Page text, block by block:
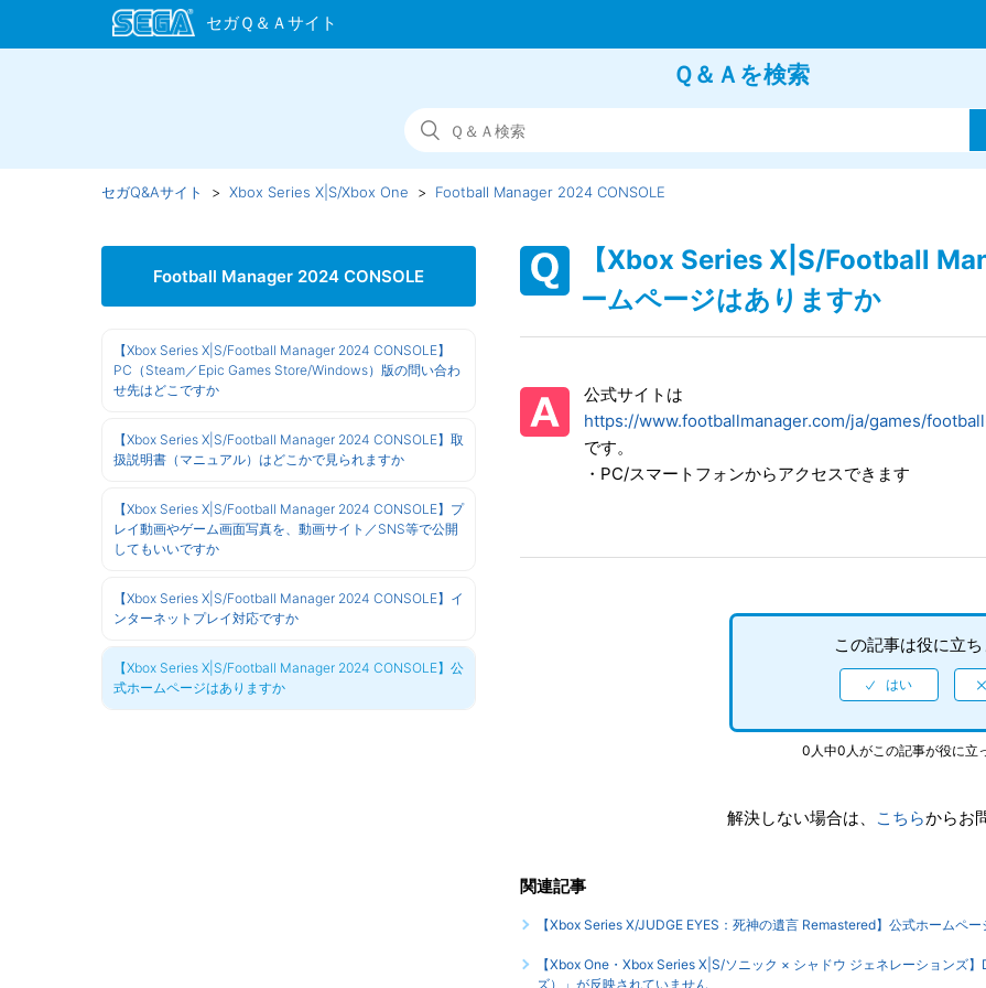
Ｑ＆Ａを検索
セガQ&Aサイト Xbox Series X|S/Xbox One Football Manager 2024 CONSOLE
Football Manager 2024 CONSOLE
【Xbox Series X|S/Football Manager 2024 CONSOLE】
PC（Steam／Epic Games Store/Windows）版の問い合わ
せ先はどこですか
【Xbox Series X|S/Football Manager 2024 CONSOLE】取
扱説明書（マニュアル）はどこかで見られますか
【Xbox Series X|S/Football Manager 2024 CONSOLE】プ
レイ動画やゲーム画面写真を、動画サイト／SNS等で公開
してもいいですか
【Xbox Series X|S/Football Manager 2024 CONSOLE】イ
ンターネットプレイ対応ですか
【Xbox Series X|S/Football Manager 2024 CONSOLE】公
式ホームページはありますか
【Xbox Series X|S/Football
ームページはありますか
公式サイトは
https://www.footballmanager.com/ja/games/
です。
・PC/スマートフォンからアクセスできます
この記事は役に立ち
0人中0人がこの記事が役に立
解決しない場合は、 こちらからお
関連記事
【Xbox Series X/JUDGE EYES：死神の遺言 Remastered】公式ホームペ
【Xbox One・Xbox Series X|S/ソニック × シャドウ ジェネレーションズ
ズ）」が反映されていません